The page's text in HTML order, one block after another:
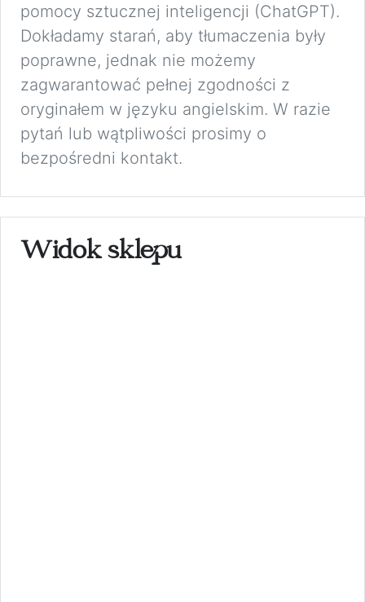
pomocy sztucznej inteligencji (ChatGPT).
Dokładamy starań, aby tłumaczenia były
poprawne, jednak nie możemy
zagwarantować pełnej zgodności z
oryginałem w języku angielskim. W razie
pytań lub wątpliwości prosimy o
bezpośredni kontakt.
Widok sklepu